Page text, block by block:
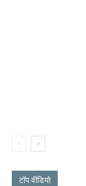
टॉप वीडियो